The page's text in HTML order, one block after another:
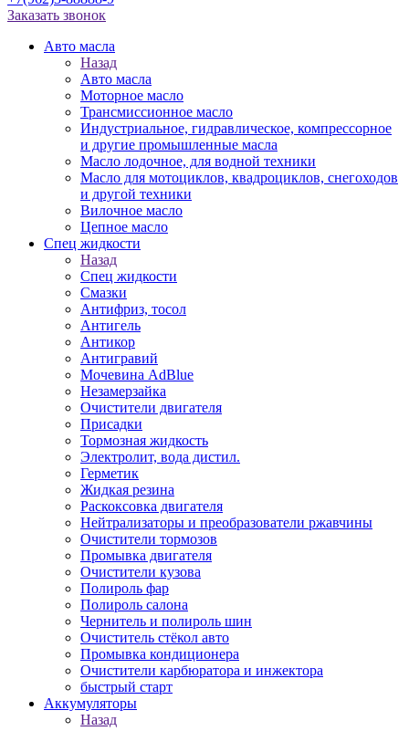
Заказать звонок
Авто масла
Назад
Авто масла
Моторное масло
Трансмиссионное масло
Индустриальное, гидравлическое, компрессорное
и другие промышленные масла
Масло лодочное, для водной техники
Масло для мотоциклов, квадроциклов, снегоходов
и другой техники
Вилочное масло
Цепное масло
Спец жидкости
Назад
Спец жидкости
Смазки
Антифриз, тосол
Антигель
Антикор
Антигравий
Мочевина AdBlue
Незамерзайка
Очистители двигателя
Присадки
Тормозная жидкость
Электролит, вода дистил.
Герметик
Жидкая резина
Раскоксовка двигателя
Нейтрализаторы и преобразователи ржавчины
Очистители тормозов
Промывка двигателя
Очистители кузова
Полироль фар
Полироль салона
Чернитель и полироль шин
Очиститель стёкол авто
Промывка кондиционера
Очистители карбюратора и инжектора
быстрый старт
Аккумуляторы
Назад